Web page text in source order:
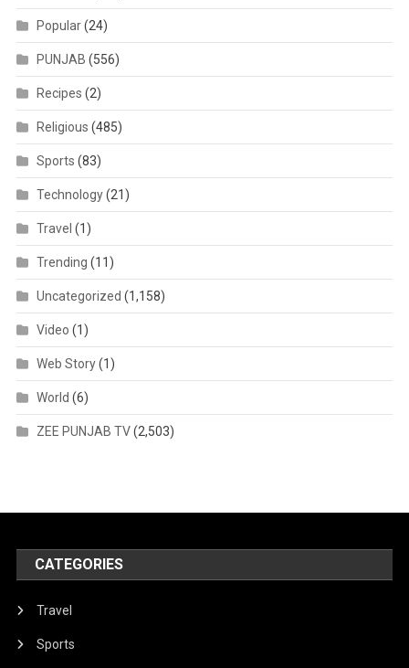
Popular(24)
PUNJAB (556)
Recipes (2)
Religious (485)
Sports (83)
Technology(21)
Travel (1)
Trending (11)
Uncategorized (1,158)
Video (1)
Web Story(1)
World (6)
ZEE PUNJAB TV(2,503)
CATEGORIES
Travel
Sports